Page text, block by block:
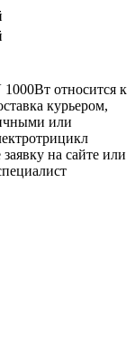
относится к
курьером,
или
на сайте или